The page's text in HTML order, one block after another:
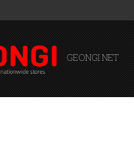
GEONGI NET